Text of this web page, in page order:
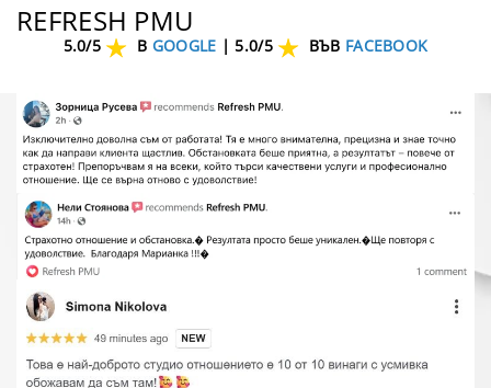
REFRESH PMU
5.0/5 В GOOGLE | 5.0/5 ВЪВ FACEBOOK